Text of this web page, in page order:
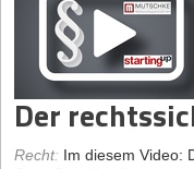
Der
Recht: Im diesem Video: